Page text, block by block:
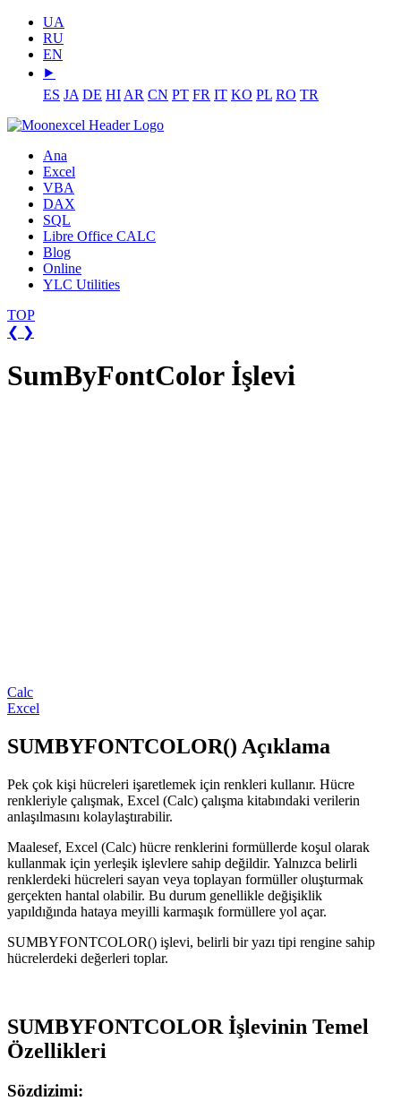
UA
RU
EN
⯈
ES JA DE HI AR CN PT FR IT KO PL RO TR
Ana
Excel
VBA
DAX
SQL
Libre Office CALC
Blog
Online
YLC Utilities
TOP
❮ ❯
SumByFontColor İşlevi
Calc
Excel
SUMBYFONTCOLOR() Açıklama
Pek çok kişi hücreleri işaretlemek için renkleri kullanır. Hücre
renkleriyle çalışmak, Excel (Calc) çalışma kitabındaki verilerin
anlaşılmasını kolaylaştırabilir.
Maalesef, Excel (Calc) hücre renklerini formüllerde koşul olarak
kullanmak için yerleşik işlevlere sahip değildir. Yalnızca belirli
renklerdeki hücreleri sayan veya toplayan formüller oluşturmak
gerçekten hantal olabilir. Bu durum genellikle değişiklik
yapıldığında hataya meyilli karmaşık formüllere yol açar.
SUMBYFONTCOLOR() işlevi, belirli bir yazı tipi rengine sahip
hücrelerdeki değerleri toplar.
SUMBYFONTCOLOR İşlevinin Temel
Özellikleri
Sözdizimi: